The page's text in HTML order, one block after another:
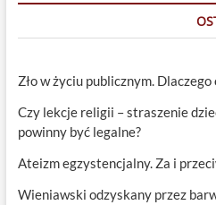
Zło w życiu publicznym.
Czy lekcje religii – straszenie
powinny być legalne?
Ateizm egzystencjalny. Za i
Wieniawski odzyskany przez